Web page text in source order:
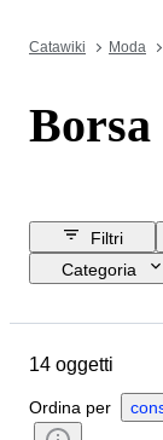
Catawiki Moda
Filtri
Categoria
Oggetto
Condizioni
Epoca
14 oggetti
Ordina per